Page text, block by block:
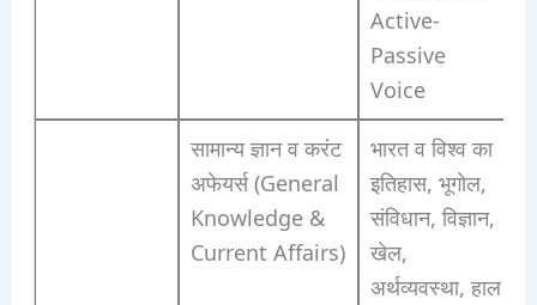
Active-
Passive
Voice
सामान्य ज्ञान व करंट
अफेयर्स (General
Knowledge &
Current Affairs)
भारत व विश्व का
इतिहास, भूगोल,
संविधान, विज्ञान,
खेल,
अर्थव्यवस्था, हाल